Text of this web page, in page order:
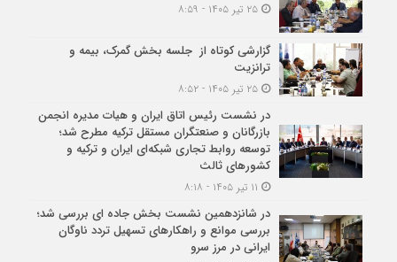
۲۵ تیر ۱۴۰۵ - ۸:۵۹
گزارشی کوتاه از جلسه بخش گمرک، بیمه و
ترانزیت
۲۵ تیر ۱۴۰۵ - ۸:۵۲
در نشست رئیس اتاق ایران و هیات مدیره انجمن
بازرگانان و صنعتگران مستقل ترکیه مطرح شد؛
توسعه روابط تجاری شبکه‌ای ایران و ترکیه و
کشورهای ثالث
در شانزدهمین نشست بخش جاده ای بررسی شد؛
بررسی موانع و راهکارهای تسهیل تردد ناوگان
ایرانی در مرز سرو